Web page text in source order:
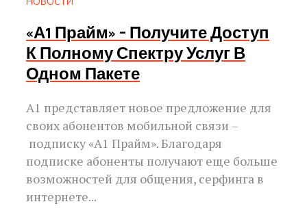
«А1 Прайм» – Получите Доступ
К Полному Спектру Услуг В
Одном Пакете
А1 представляет новое предложение для
своих абонентов мобильной связи –
подписку «А1 Прайм». Благодаря
подписке абоненты получают еще больше
возможностей для общения, серфинга в
интернете...